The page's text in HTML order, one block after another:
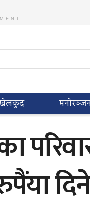
दिने